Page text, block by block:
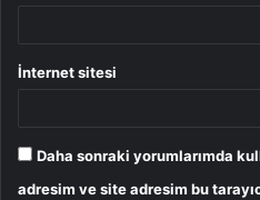
İnternet sitesi
Daha sonraki yorumlarımda
adresim ve site adresim bu